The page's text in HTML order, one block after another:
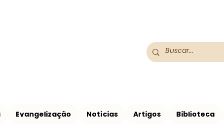
do
Evangelização Notícias Artigos Biblioteca